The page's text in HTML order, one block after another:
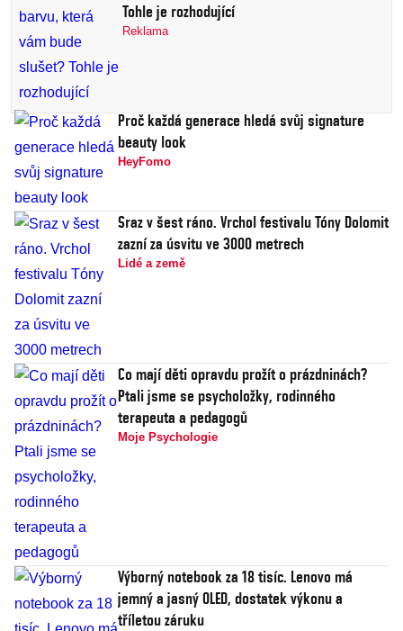
Tohle je rozhodující
Reklama
Proč každá generace hledá svůj signature
beauty look
HeyFomo
Sraz v šest ráno. Vrchol festivalu Tóny Dolomit
zazní za úsvitu ve 3000 metrech
Lidé a země
Co mají děti opravdu prožít o prázdninách?
Ptali jsme se psycholožky, rodinného
terapeuta a pedagogů
Moje Psychologie
Výborný notebook za 18 tisíc. Lenovo má
jemný a jasný OLED, dostatek výkonu a
tříletou záruku